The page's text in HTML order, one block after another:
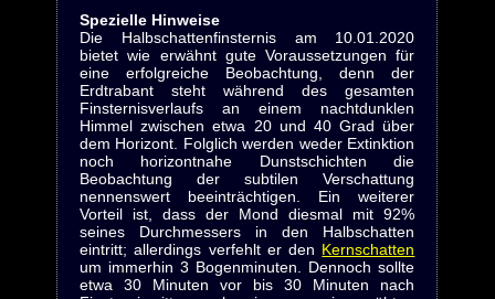
Spezielle Hinweise
Die Halbschattenfinsternis am 10.01.2020
bietet wie erwähnt gute Voraussetzungen für
eine erfolgreiche Beobachtung, denn der
Erdtrabant steht während des gesamten
Finsternisverlaufs an einem nachtdunklen
Himmel zwischen etwa 20 und 40 Grad über
dem Horizont. Folglich werden weder Extinktion
noch horizontnahe Dunstschichten die
Beobachtung der subtilen Verschattung
nennenswert beeinträchtigen. Ein weiterer
Vorteil ist, dass der Mond diesmal mit 92%
seines Durchmessers in den Halbschatten
eintritt; allerdings verfehlt er den Kernschatten
um immerhin 3 Bogenminuten. Dennoch sollte
etwa 30 Minuten vor bis 30 Minuten nach